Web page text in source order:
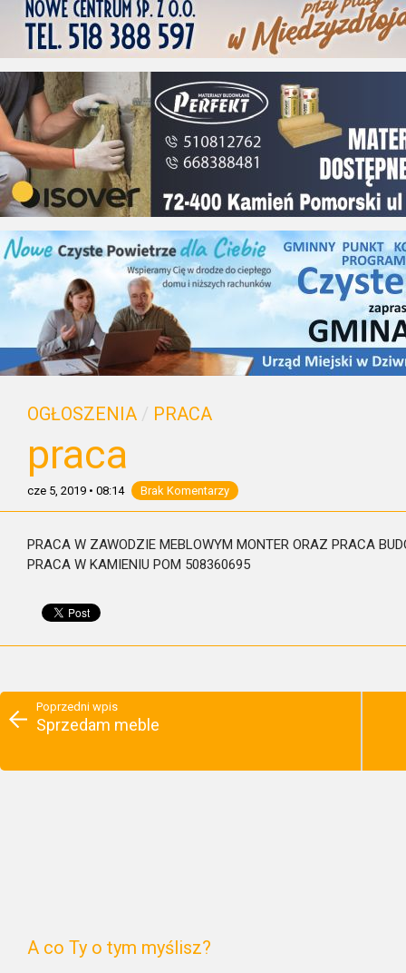
OGŁOSZENIA / PRACA
praca
cze 5, 2019 • 08:14 Brak Komentarzy
PRACA W ZAWODZIE MEBLOWYM MONTER ORAZ PRACA
PRACA W KAMIENIU POM 508360695
Poprzedni wpis
Sprzedam meble
A co Ty o tym myślisz?